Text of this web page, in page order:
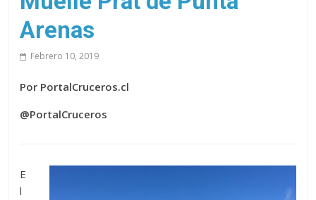
sitio
Arenas
Febrero 10, 2019
Por PortalCruceros.cl
@PortalCruceros
E
l